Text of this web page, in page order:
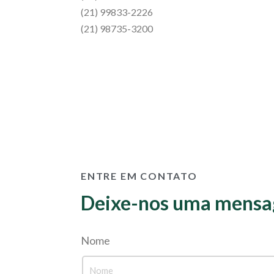
(21) 99833-2226
(21) 98735-3200
ENTRE EM CONTATO
Deixe-nos uma
Nome